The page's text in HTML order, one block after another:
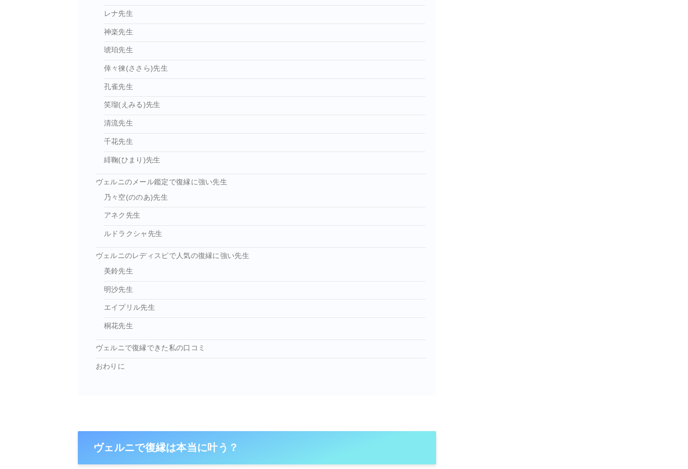
レナ先生
神楽先生
琥珀先生
倖々徠(ささら)先生
孔雀先生
笑瑠(えみる)先生
清流先生
千花先生
緋鞠(ひまり)先生
ヴェルニのメール鑑定で復縁に強い先生
乃々空(ののあ)先生
アネク先生
ルドラクシャ先生
ヴェルニのレディスピで人気の復縁に強い先生
美鈴先生
明沙先生
エイプリル先生
桐花先生
ヴェルニで復縁できた私の口コミ
おわりに
ヴェルニで復縁は本当に叶う？